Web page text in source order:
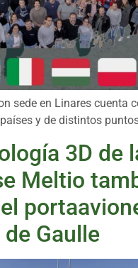
sede en Linares cuenta
y de distintos
3D de
Meltio
Gaulle